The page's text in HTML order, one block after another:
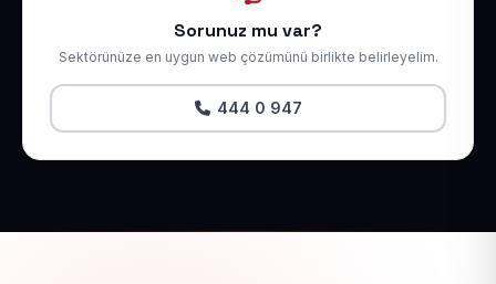
Sorunuz mu var?
Sektörünüze en uygun web çözümünü birlikte belirleyelim.
444 0 947